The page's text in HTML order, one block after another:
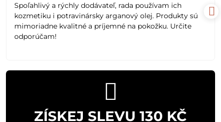
5
Spoľahlivý a rýchly dodávateľ, rada používam ich
kozmetiku i potravinársky arganový olej. Produkty sú
mimoriadne kvalitné a príjemné na pokožku. Určite
odporúčam!
ZÍSKEJ SLEVU 130 KČ